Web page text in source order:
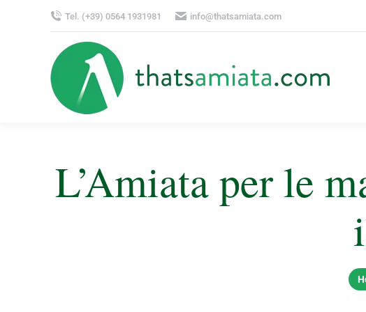
Tel. (+39) 0564 1931981 info@thatsamiata.com
L’Amiata per le